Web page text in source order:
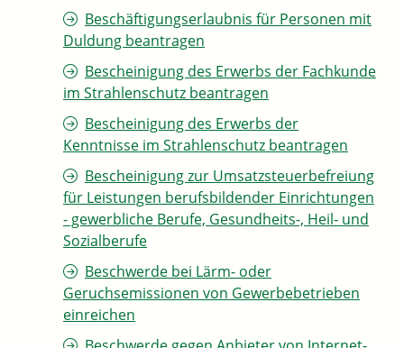
Beschäftigungserlaubnis für Personen mit
Duldung beantragen
Bescheinigung des Erwerbs der Fachkunde
im Strahlenschutz beantragen
Bescheinigung des Erwerbs der
Kenntnisse im Strahlenschutz beantragen
Bescheinigung zur Umsatzsteuerbefreiung
für Leistungen berufsbildender Einrichtungen
- gewerbliche Berufe, Gesundheits-, Heil- und
Sozialberufe
Beschwerde bei Lärm- oder
Geruchsemissionen von Gewerbebetrieben
einreichen